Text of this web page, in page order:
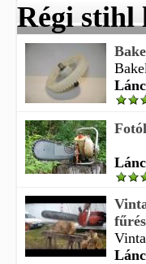
Régi stihl